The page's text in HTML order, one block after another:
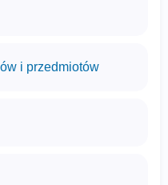
i przedmiotów